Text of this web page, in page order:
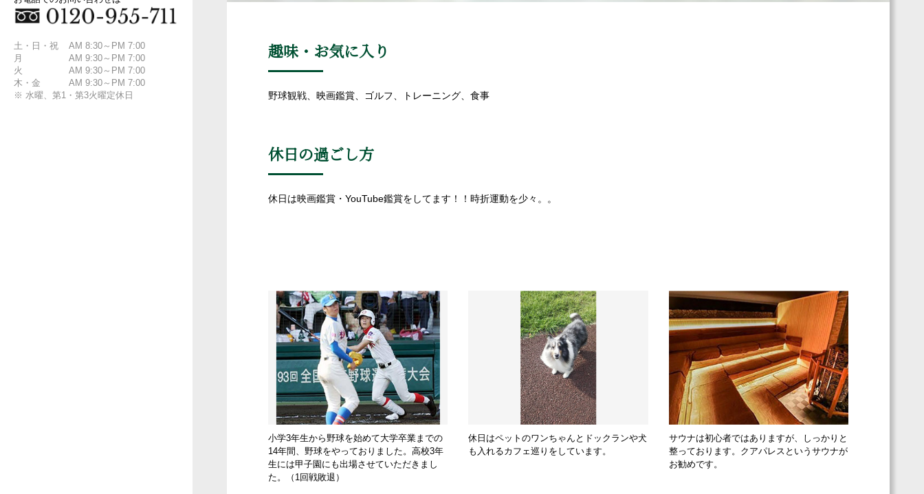
土・日・祝
AM 8:30～PM 7:00
月
AM 9:30～PM 7:00
火
AM 9:30～PM 7:00
木・金
AM 9:30～PM 7:00
※ 水曜、第1・第3火曜定休日
趣味・お気に入り
野球観戦、映画鑑賞、ゴルフ、トレーニング、食事
休日の過ごし方
休日は映画鑑賞・YouTube鑑賞をしてます！！時折運動を少々。。
小学3年生から野球を始めて大学卒業までの
14年間、野球をやっておりました。高校3年
生には甲子園にも出場させていただきまし
た。（1回戦敗退）
休日はペットのワンちゃんとドックランや犬
も入れるカフェ巡りをしています。
サウナは初心者ではありますが、しっかりと
整っております。クアパレスというサウナが
お勧めです。